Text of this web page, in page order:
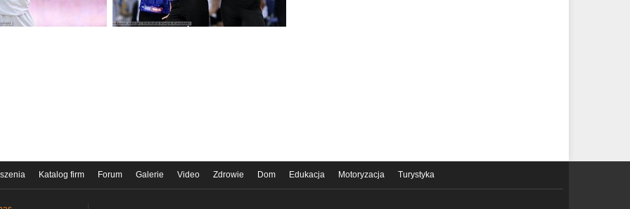
Katalog firm Forum Galerie Video Zdrowie Dom Edukacja Motoryzacja Turystyka